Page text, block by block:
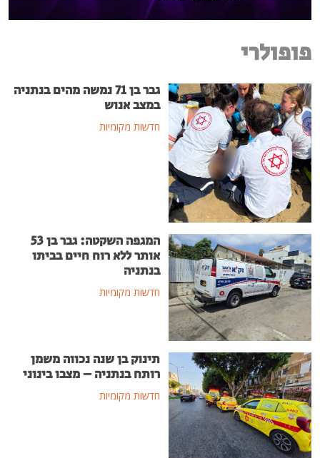
פופולרי
גבר בן 71 נמשה מהים בנתניה
במצב אנוש
חדשות מקומיות
המגפה השקטה: גבר בן 53
אותר ללא רוח חיים בביתו
בנתניה
חדשות מקומיות
תינוק בן שנה נכווה משמן
רותח בנתניה – מצבו בינוני
חדשות מקומיות